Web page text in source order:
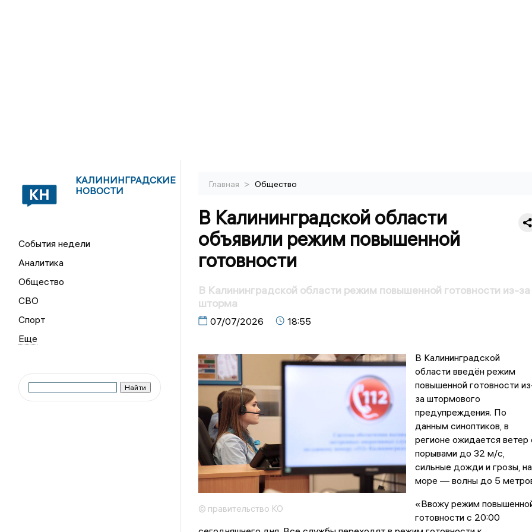
КАЛИНИНГРАДСКИЕ
НОВОСТИ
События недели
Аналитика
Общество
СВО
Спорт
Главная > Общество
В Калининградской области
объявили режим повышенной
готовности
В Калининградской области режим повышенной готовности из-за
шторма
07/07/2026 18:55
© правительство КО
В Калининградской
области введён режим
повышенной готовности
за штормового
предупреждения. По
данным синоптиков, в
регионе ожидается ветер
порывами до 32 м/с,
сильные дожди и грозы, на
море — волны до 5
«Ввожу режим
готовности с 20:00